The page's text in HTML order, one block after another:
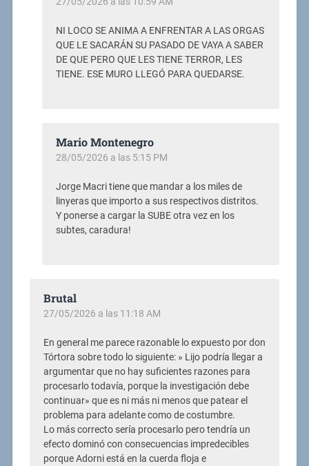
NI LOCO SE ANIMA A ENFRENTAR A LAS ORGAS
QUE LE SACARÁN SU PASADO DE VAYA A SABER
DE QUE PERO QUE LES TIENE TERROR, LES
TIENE. ESE MURO LLEGÓ PARA QUEDARSE.
Mario Montenegro
28/05/2026 a las 5:15 PM
Jorge Macri tiene que mandar a los miles de
linyeras que importo a sus respectivos distritos.
Y ponerse a cargar la SUBE otra vez en los
subtes, caradura!
Brutal
27/05/2026 a las 11:18 AM
En general me parece razonable lo expuesto por don
Tórtora sobre todo lo siguiente: » Lijo podría llegar a
argumentar que no hay suficientes razones para
procesarlo todavía, porque la investigación debe
continuar» que es ni más ni menos que patear el
problema para adelante como de costumbre.
Lo más correcto sería procesarlo pero tendría un
efecto dominó con consecuencias impredecibles
porque Adorni está en la cuerda floja e